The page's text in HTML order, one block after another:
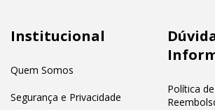
Institucional
Quem Somos
Segurança e Privacidade
Política